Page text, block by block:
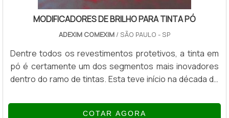
MODIFICADORES DE BRILHO PARA TINTA PÓ
ADEXIM COMEXIM / SÃO PAULO - SP
Dentre todos os revestimentos protetivos, a tinta em
pó é certamente um dos segmentos mais inovadores
dentro do ramo de tintas. Esta teve início na década de
crescimento e desenvolvimento até os dias de hoje.
COTAR AGORA